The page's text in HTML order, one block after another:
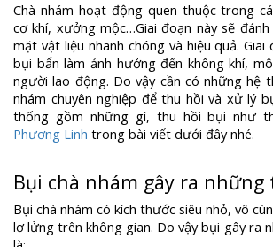
Chà nhám hoạt động quen thuộc trong
cơ khí, xưởng mộc…Giai đoạn này sẽ
mặt vật liệu nhanh chóng và hiệu quả. Giai
bụi bẩn làm ảnh hưởng đến không khí,
người lao động. Do vậy cần có những hệ
nhám chuyên nghiệp để thu hồi và xử lý
thống gồm những gì, thu hồi bụi như
Phương Linh trong bài viết dưới đây nhé.
Bụi chà nhám gây ra những
Bụi chà nhám có kích thước siêu nhỏ, vô
lơ lửng trên không gian. Do vậy bụi gây ra